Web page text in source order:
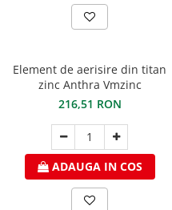
Clesti inchidere in streasina
Clesti blocatori
Clesti de sficuit
Clesti inchidere capace atic
Clesti de dulgherie
Accesorii clesti
Ferestre de mansarda
Cleme fixe si mobile
Parazapezi
Ornamente invelitori
Folii de difuzie
Ventilatii
Parafrunzare
Element de aerisire din titan
zinc Anthra Vmzinc
216,51 RON
ADAUGA IN COS